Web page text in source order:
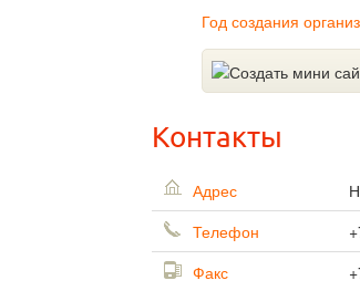
Год создания
Контакты
Адрес
Телефон
Факс